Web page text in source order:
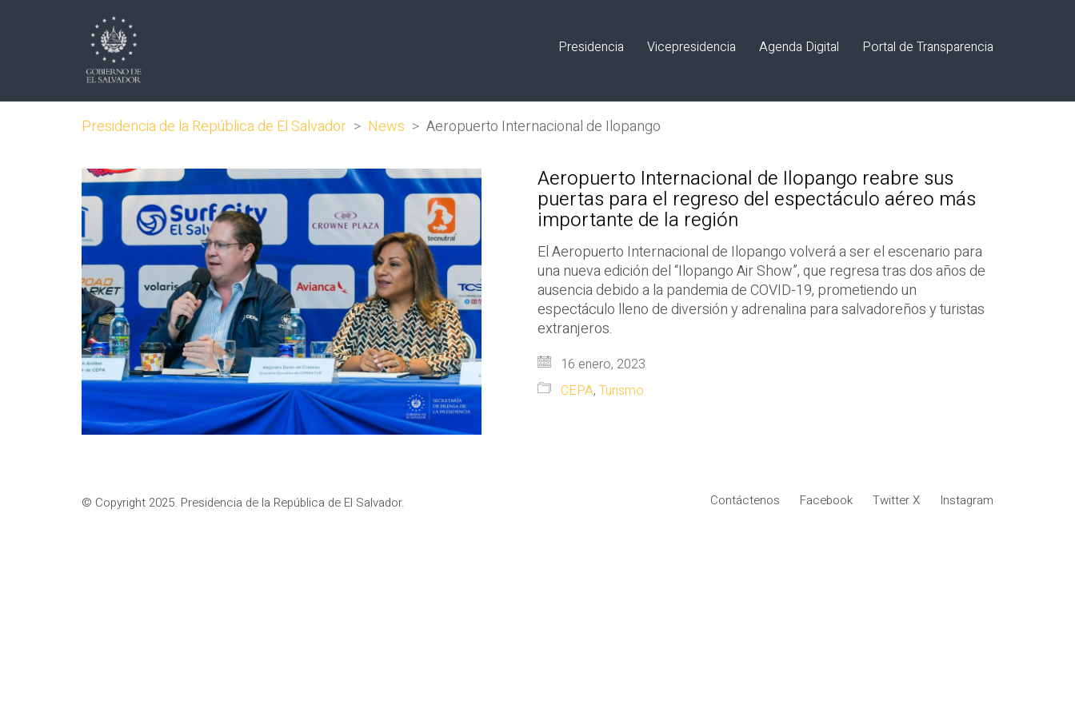
Presidencia Vicepresidencia Agenda Digital Portal de Transparencia
Presidencia de la República de El Salvador > News > Aeropuerto Internacional de Ilopango
Aeropuerto Internacional de Ilopango reabre sus
puertas para el regreso del espectáculo aéreo más
importante de la región
El Aeropuerto Internacional de Ilopango volverá a ser el escenario para
una nueva edición del “Ilopango Air Show”, que regresa tras dos años de
ausencia debido a la pandemia de COVID-19, prometiendo un
espectáculo lleno de diversión y adrenalina para salvadoreños y turistas
extranjeros.
16 enero, 2023
CEPA, Turismo
Contáctenos Facebook Twitter X Instagram
© Copyright 2025. Presidencia de la República de El Salvador.